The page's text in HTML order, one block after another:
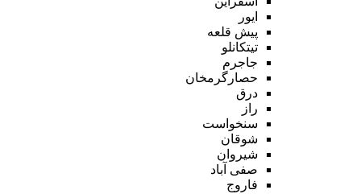
ایور
پیش قلعه
تیتکانلو
جاجرم
حصارگرمخان
درق
راز
سنخواست
شوقان
شیروان
صفی آباد
فاروج